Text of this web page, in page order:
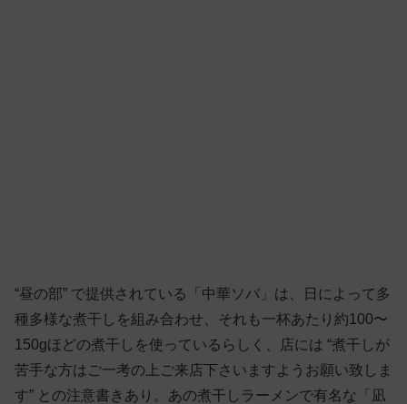
“昼の部” で提供されている「中華ソバ」は、日によって多
種多様な煮干しを組み合わせ、それも一杯あたり約100〜
150gほどの煮干しを使っているらしく、店には “煮干しが
苦手な方はご一考の上ご来店下さいますようお願い致しま
す” との注意書きあり。あの煮干しラーメンで有名な「凪